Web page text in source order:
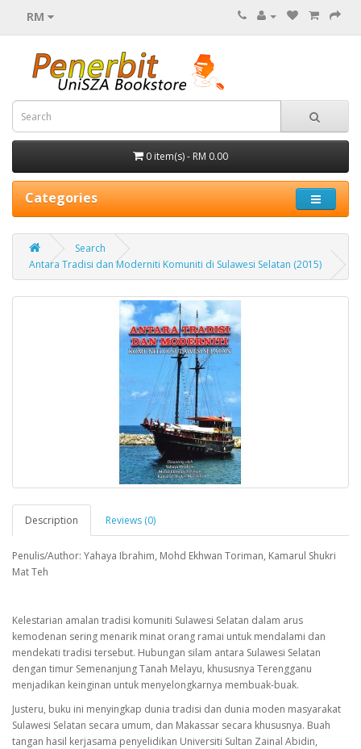
RM
0 item(s) - RM 0.00
Categories
Search
Antara Tradisi dan Moderniti Komuniti di Sulawesi Selatan (2015)
Description Reviews (0)
Penulis/Author: Yahaya Ibrahim, Mohd Ekhwan Toriman, Kamarul Shukri
Mat Teh
Kelestarian amalan tradisi komuniti Sulawesi Selatan dalam arus
kemodenan sering menarik minat orang ramai untuk mendalami dan
mendekati tradisi tersebut. Hubungan silam antara Sulawesi Selatan
dengan timur Semenanjung Tanah Melayu, khususnya Terengganu
menjadikan keinginan untuk menyelongkarnya membuak-buak.
Justeru, buku ini menyingkap dunia tradisi dan dunia moden masyarakat
Sulawesi Selatan secara umum, dan Makassar secara khususnya. Buah
tangan hasil kerjasama penyelidikan Universiti Sultan Zainal Abidin,